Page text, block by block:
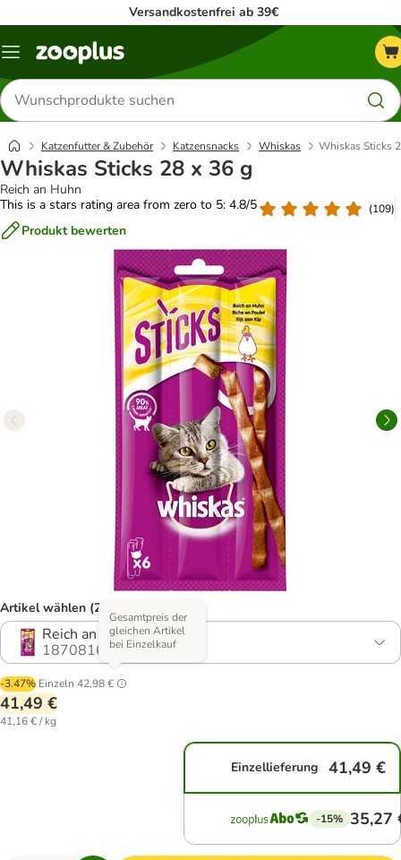
Versandkostenfrei ab 39€
Menü
Produkte
suchen
Katzenfutter & Zubehör Katzensnacks Whiskas Whiskas Sticks
Whiskas Sticks 28 x 36 g
Reich an Huhn
This is a stars rating area from zero to 5: 4.8/5
(109)
Produkt bewerten
Artikel wählen (2 Varianten)
Reich an Huhn
1870816.0
-3.47% Einzeln 42,98 €
Gesamtpreis der
gleichen Artikel
bei Einzelkauf
41,49 €
41,16 € / kg
Einzellieferung 41,49 €
-15% 35,27